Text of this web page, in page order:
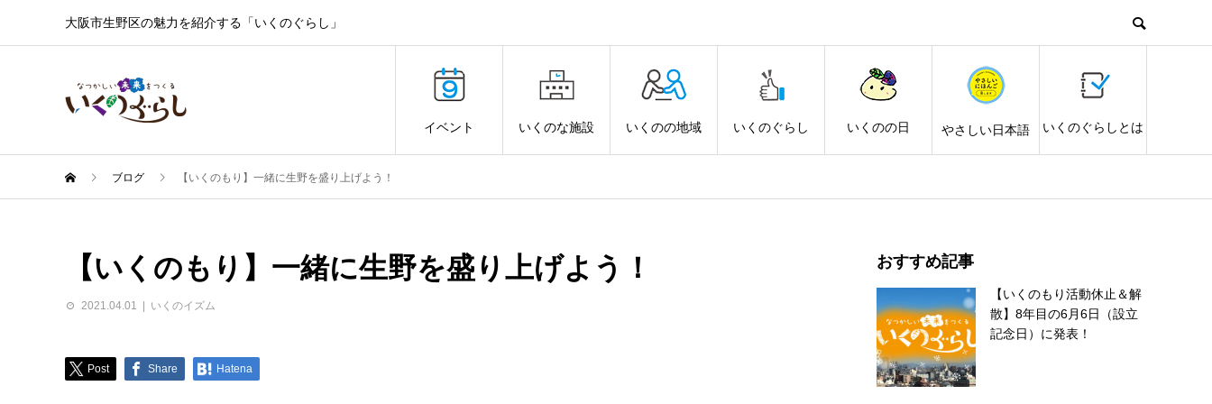
大阪市生野区の魅力を紹介する「いくのぐらし」
イベント いくのな施設 いくのの地域 いくのぐらし いくのの日 やさしい日本語 いくのぐらしとは
ブログ 【いくのもり】一緒に生野を盛り上げよう！
【いくのもり】一緒に生野を盛り上げよう！
2021.04.01 いくのイズム
Post Share Hatena
おすすめ記事
【いくのもり活動休止＆解
散】8年目の6月6日（設立
記念日）に発表！